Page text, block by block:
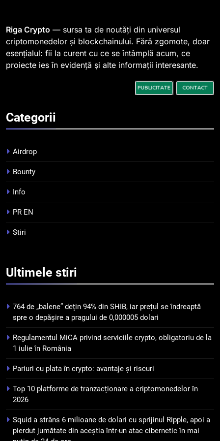
spre o depășire a pragului de
0,000005 dolari
STIRI
2
Regulamentul MiCA privind
serviciile crypto, obligatoriu de
la 1 iulie în România
3
Pariuri cu plata în crypto:
4
criptomonedelor în 2026
INFO
pierdut jumătate din aceștia
puțin de 24 de ore
6
Banii digitali și arhitectura
încrederii: O nouă viziune asupra
7
WhiteBIT și FC Barcelona
pentru a stimula implicarea
fanilor și inovarea în domeniul
STIRI
Riga Crypto — sursa ta de noutăți din universul
criptomonedelor și blockchainului. Fără zgomote, doar
esențialul: fii la curent cu ce se întâmplă acum, ce
proiecte ies în evidență și alte informații interesante.
Categorii
Airdrop
Bounty
Info
PR EN
Stiri
Ultimele stiri
764 de „balene” dețin 94% din SHIB, iar prețul se îndreaptă
spre o depășire a pragului de 0,000005 dolari
Regulamentul MiCA privind serviciile crypto, obligatoriu de la
1 iulie în România
Pariuri cu plata în crypto: avantaje și riscuri
Top 10 platforme de tranzacționare a criptomonedelor în
2026
Squid a strâns 6 milioane de dolari cu sprijinul Ripple, apoi a
pierdut jumătate din aceștia într-un atac cibernetic în mai